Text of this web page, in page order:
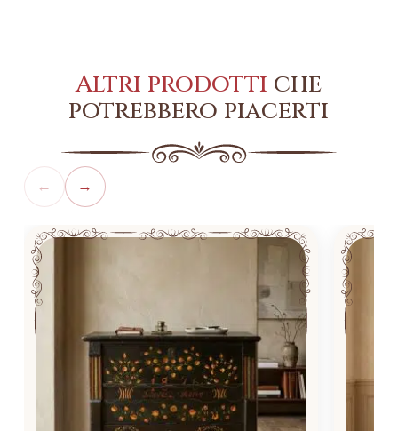
Altri prodotti che
potrebbero piacerti
← →